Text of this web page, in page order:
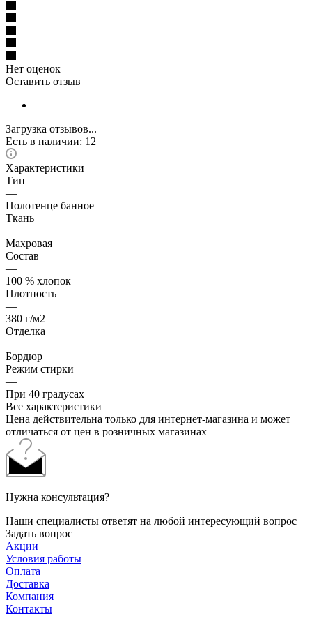
Нет оценок
Оставить отзыв
Загрузка отзывов...
Есть в наличии: 12
Характеристики
Тип
—
Полотенце банное
Ткань
—
Махровая
Состав
—
100 % хлопок
Плотность
—
380 г/м2
Отделка
—
Бордюр
Режим стирки
—
При 40 градусах
Все характеристики
Цена действительна только для интернет-магазина и может
отличаться от цен в розничных магазинах
Нужна консультация?
Наши специалисты ответят на любой интересующий вопрос
Задать вопрос
Акции
Условия работы
Оплата
Доставка
Компания
Контакты